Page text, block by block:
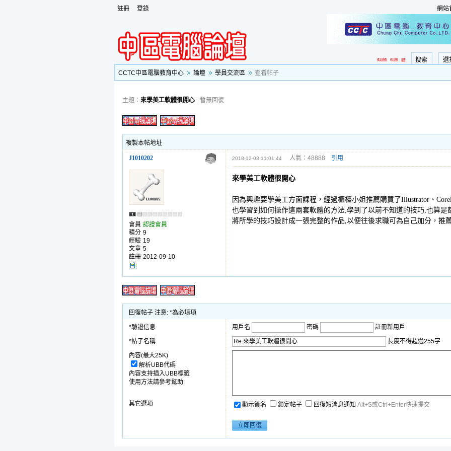
註冊 登錄 網站
選
搜索
CCTC中區電腦教育中心
論壇 學員交流區 查看帖子
主題： 來學美工軟體很開心 暫無回復
複製本帖地址
J1010202 2018-12-03 11:01:44 人氣：48888 引用
會員 認證會員
積分 9
經驗 19
文章 5
註冊 2012-09-10
來學美工軟體很開心
因為興趣要學美工方面課程，經過櫃檯小姐推薦購買了Illustrator、
也學習到如何操作這兩套軟體的方法,學到了以前不知道的技巧,也算是
將所學的技巧設計成一張完整的作品,以便往後求職可為自己加分，推
回復帖子 注意: *為必填項
*驗證信息 用戶名 密碼
註冊新用戶
*帖子名稱
長度不得超過255字
內容(最大25K)
解析UBB代碼
內容支持插入UBB標籤
使用方法請參考幫助
其它選項 顯示簽名 鎖定帖子 回復短消息通知 Alt+S或Ctrl+Enter快速提交